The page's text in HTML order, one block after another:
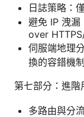
日誌策略：
避免 IP 洩漏
over
伺服端地理
換的容錯機制
第七部分：進階
多路由與分流